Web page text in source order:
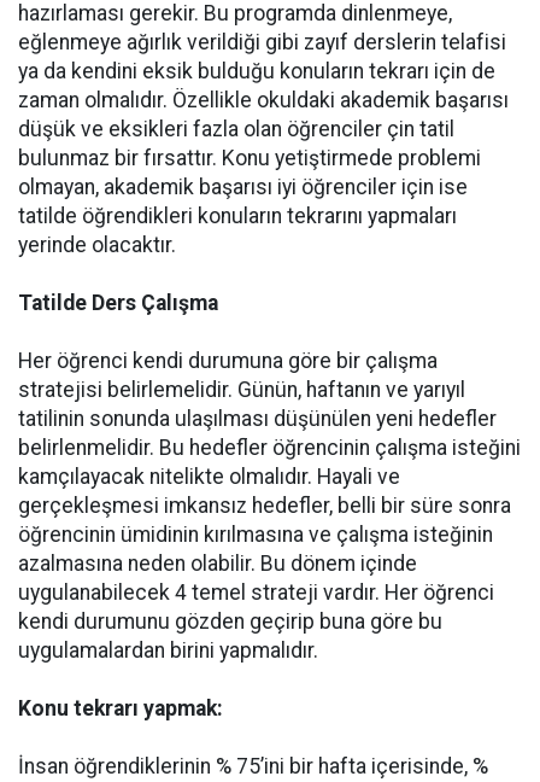
hazırlaması gerekir. Bu programda dinlenmeye,
eğlenmeye ağırlık verildiği gibi zayıf derslerin telafisi
ya da kendini eksik bulduğu konuların tekrarı için de
zaman olmalıdır. Özellikle okuldaki akademik başarısı
düşük ve eksikleri fazla olan öğrenciler çin tatil
bulunmaz bir fırsattır. Konu yetiştirmede problemi
olmayan, akademik başarısı iyi öğrenciler için ise
tatilde öğrendikleri konuların tekrarını yapmaları
yerinde olacaktır.
Tatilde Ders Çalışma
Her öğrenci kendi durumuna göre bir çalışma
stratejisi belirlemelidir. Günün, haftanın ve yarıyıl
tatilinin sonunda ulaşılması düşünülen yeni hedefler
belirlenmelidir. Bu hedefler öğrencinin çalışma isteğini
kamçılayacak nitelikte olmalıdır. Hayali ve
gerçekleşmesi imkansız hedefler, belli bir süre sonra
öğrencinin ümidinin kırılmasına ve çalışma isteğinin
azalmasına neden olabilir. Bu dönem içinde
uygulanabilecek 4 temel strateji vardır. Her öğrenci
kendi durumunu gözden geçirip buna göre bu
uygulamalardan birini yapmalıdır.
Konu tekrarı yapmak:
İnsan öğrendiklerinin % 75’ini bir hafta içerisinde, %